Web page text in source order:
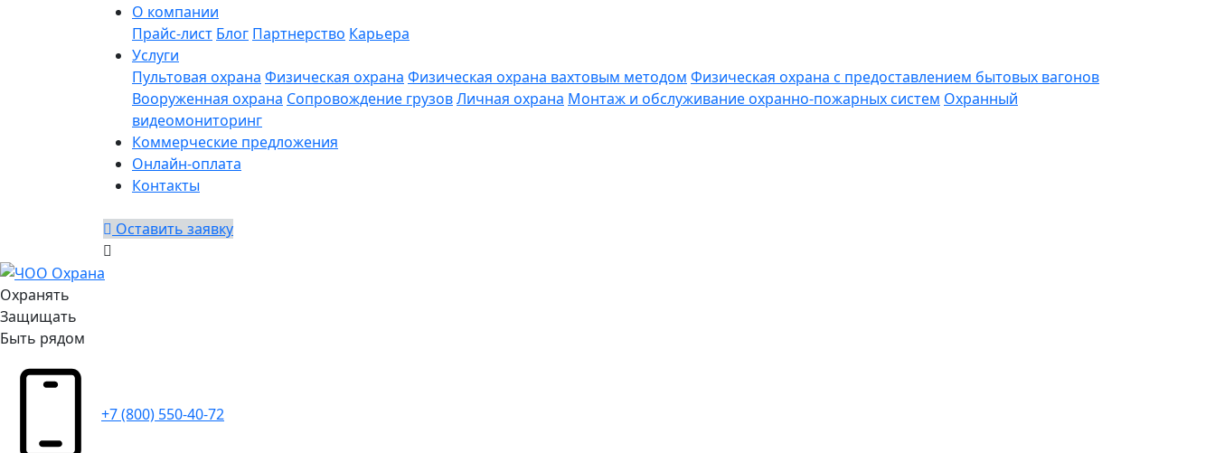
О компании
Прайс-лист Блог Партнерство Карьера
Услуги
Пультовая охрана Физическая охрана Физическая охрана вахтовым методом Физическая охрана с предоставлением бытовых вагонов
Вооруженная охрана Сопровождение грузовЛичная охрана Монтаж и обслуживание охранно-пожарных систем Охранный
видеомониторинг
Коммерческие предложения
Онлайн-оплата
Контакты
Оставить заявку
Охранять
Защищать
Быть рядом
+7 (800) 550-40-72